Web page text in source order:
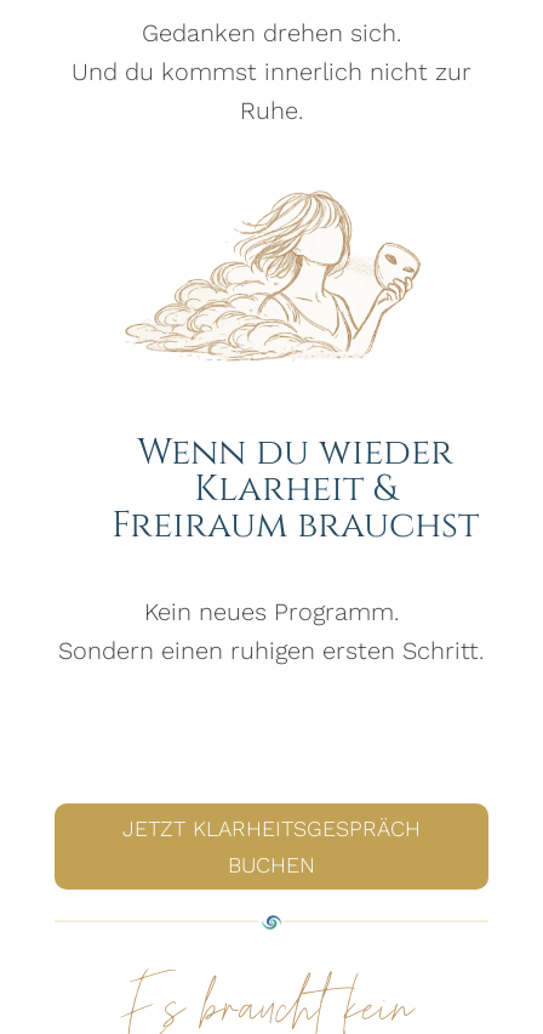
Gedanken drehen sich.
Und du kommst innerlich nicht zur
Ruhe.
Wenn du wieder
Klarheit &
Freiraum brauchst
Kein neues Programm.
Sondern einen ruhigen ersten Schritt.
JETZT KLARHEITSGESPRÄCH
BUCHEN
Es braucht kein